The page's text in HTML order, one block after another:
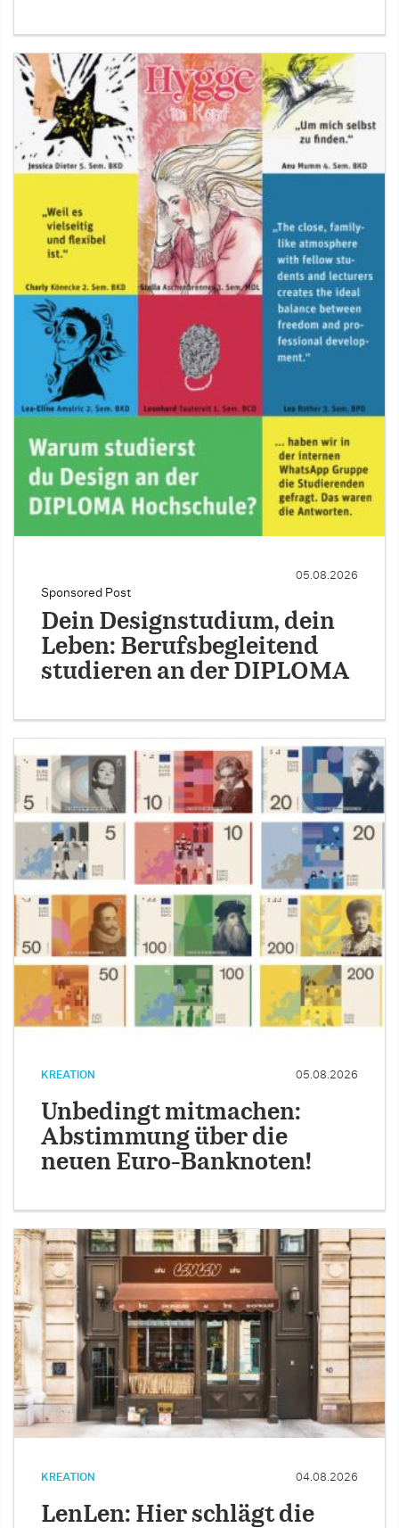
Sponsored Post
05.08.2026
Dein Designstudium, dein
Leben: Berufsbegleitend
studieren an der DIPLOMA
KREATION 05.08.2026
Unbedingt mitmachen:
Abstimmung über die
neuen Euro-Banknoten!
KREATION 04.08.2026
LenLen: Hier schlägt die